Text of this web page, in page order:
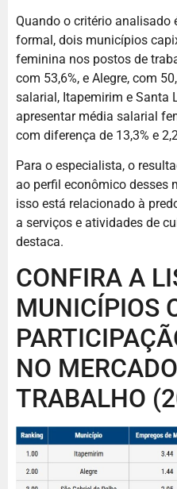
Quando o critério analisado
formal, dois municípios
feminina nos postos de
com 53,6%, e Alegre, com
salarial, Itapemirim e Santa
apresentar média salarial
com diferença de 13,3% e
Para o especialista, o
ao perfil econômico desses
isso está relacionado à
a serviços e atividades de
destaca.
CONFIRA A
MUNICÍPIOS
NO
TRABALHO